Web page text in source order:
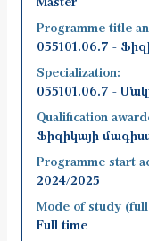
Programme title
055101.06.7 -
Specialization:
055101.06.7 -
Qualification
Ֆիզիկայի
Programme start
2024/2025
Mode of study
Full time